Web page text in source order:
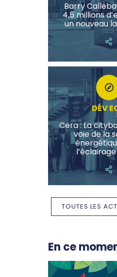
Barry
4,5 millions
un nouveau
DÉV
Cera : La
voie de la
TOUTES LES
En ce